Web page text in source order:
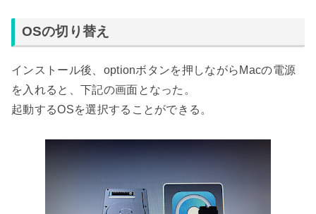
OSの切り替え
インストール後、optionボタンを押しながらMacの電源
を入れると、下記の画面となった。
起動するOSを選択することができる。